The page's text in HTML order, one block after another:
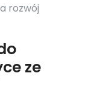
rozwój
ze